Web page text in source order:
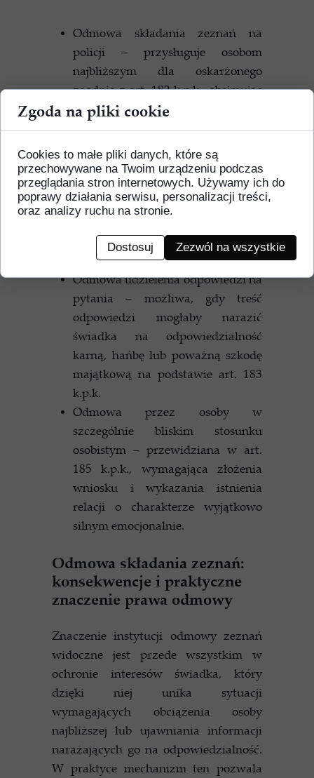
Odmowa składania zeznań na
policji – przysługuje osobom
najbliższym dla oskarżonego
zgodnie z art. 182 k.p.k., obejmując
m.in. małżonka, zstępnych,
wstępnych, rodzeństwo oraz osoby
pozostające we wspólnym pożyciu.
Odmowa składania zeznań na
piśmie – dopuszczalna w sytuacji,
gdy świadek mógłby odmówić
zeznań ustnych lub odpowiedzi na
określone pytania na podstawie art.
182–183 k.p.k.
Odmowa udzielenia odpowiedzi na
pytania – możliwa, gdy treść
odpowiedzi mogłaby narazić
świadka na odpowiedzialność
karną, hańbę lub poważną szkodę
majątkową na podstawie art. 183
k.p.k.
Odmowa przez osoby w
szczególnie bliskim stosunku
osobistym – przewidziana w art.
185 k.p.k., wymagająca złożenia
wniosku i wykazania istnienia
relacji o charakterze wyjątkowo
silnym emocjonalnie.
Odmowa składania zeznań:
konsekwencje i praktyczne
znaczenie prawa odmowy
Znaczenie instytucji odmowy zeznań
widoczne jest przede wszystkim w
ochronie interesów świadka, który
dzięki niej unika sytuacji
wymagających obciążenia osoby
najbliższej lub ujawniania informacji
narażających go na odpowiedzialność.
W praktyce mechanizm ten pozwala
Zgoda na pliki cookie
Cookies to małe pliki danych, które są
przechowywane na Twoim urządzeniu podczas
przeglądania stron internetowych. Używamy ich do
poprawy działania serwisu, personalizacji treści,
oraz analizy ruchu na stronie.
Dostosuj Zezwól na wszystkie